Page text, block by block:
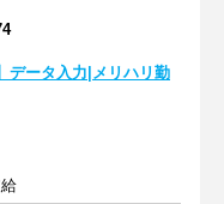
データ入力|メリハリ勤